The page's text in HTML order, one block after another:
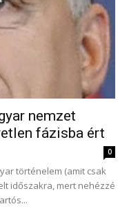
nemzet
fázisba ért
0
történelem (amit csak
időszakra, mert nehézzé